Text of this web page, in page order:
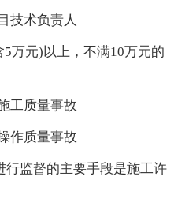
技术负责人
万元)以上，不满10万元的
工质量事故
作质量事故
行监督的主要手段是施工许